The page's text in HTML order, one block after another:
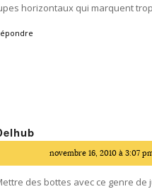
horizontaux qui marquent
novembre 16, 2010 à 3:07
des bottes avec ce genre de